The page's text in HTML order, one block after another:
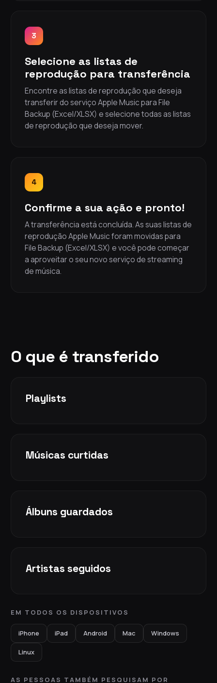
3
Selecione as listas de
reprodução para transferência
Encontre as listas de reprodução que deseja
transferir do serviço Apple Music para File
Backup (Excel/XLSX) e selecione todas as listas
de reprodução que deseja mover.
4
Confirme a sua ação e pronto!
A transferência está concluída. As suas listas de
reprodução Apple Music foram movidas para
File Backup (Excel/XLSX) e você pode começar
a aproveitar o seu novo serviço de streaming
de música.
O que é transferido
Playlists
Músicas curtidas
Álbuns guardados
Artistas seguidos
EM TODOS OS DISPOSITIVOS
iPhone iPad Android Mac Windows
Linux
AS PESSOAS TAMBÉM PESQUISAM POR